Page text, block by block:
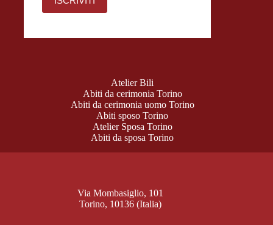
Atelier Bili
Abiti da cerimonia Torino
Abiti da cerimonia uomo Torino
Abiti sposo Torino
Atelier Sposa Torino
Abiti da sposa Torino
Via Mombasiglio, 101
Torino, 10136 (Italia)